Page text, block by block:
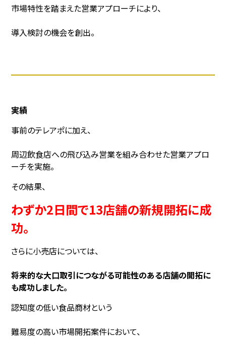
市場特性を踏まえた営業アプローチにより、
導入検討の機会を創出。
実績
事前のテレアポに加え、
周辺飲食店への飛び込み営業を組み合わせた営業アプロ
ーチを実施。
その結果、
わずか2日間で13店舗の新規開拓に成
功。
さらに小売店については、
将来的な大口取引につながる可能性のある店舗の開拓に
も成功しました。
認知度の低い食品商材という
難易度の高い市場開拓案件において、